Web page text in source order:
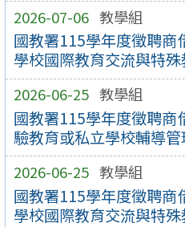
2026-07-06 教學組
國教署115學年度徵聘
學校國際教育交流與特
2026-06-25 教學組
國教署115學年度徵聘
驗教育或私立學校輔導
2026-06-25 教學組
國教署115學年度徵聘
學校國際教育交流與特